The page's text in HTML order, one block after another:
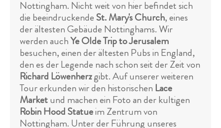
Nottingham. Nicht weit von hier befindet sich
die beeindruckendeSt. Mary's Church, eines
der ältesten Gebäude Nottinghams. Wir
werden auchYe Olde Trip to Jerusalem
besuchen, einen der ältesten Pubs in England,
den es der Legende nach schon seit der Zeit von
Richard Löwenherzgibt. Auf unserer weiteren
Tour erkunden wir den historischen Lace
Marketund machen ein Foto an der kultigen
Robin Hood Statueim Zentrum von
Nottingham. Unter der Führung unseres